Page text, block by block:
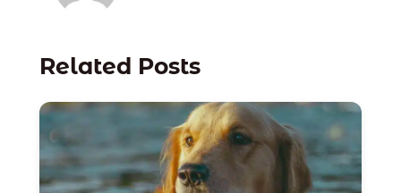
Related Posts